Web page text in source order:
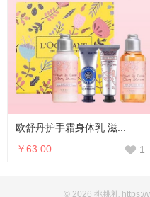
欧舒丹护手霜身体乳 滋...
￥63.00
1
© 2026 挑挑礼 https://